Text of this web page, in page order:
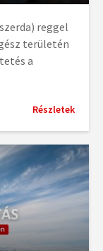
reggel
területén
a
Részletek